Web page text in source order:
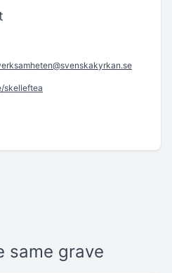
skelleftea
same grave